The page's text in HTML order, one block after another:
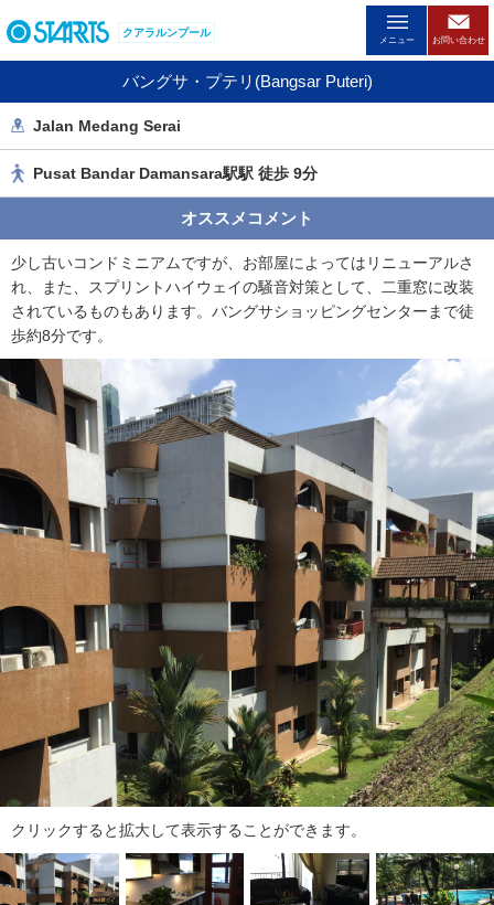
ー
ジ
移
す
め
の
ン
で
す
ッ
情
報
移
し
ま
動
し
ま
クアラルンプール
メニュー お問い合わせ
バングサ・プテリ(Bangsar Puteri)
Jalan Medang Serai
Pusat Bandar Damansara駅駅 徒歩 9分
オススメコメント
少し古いコンドミニアムですが、お部屋によってはリニューアルさ
れ、また、スプリントハイウェイの騒音対策として、二重窓に改装
されているものもあります。バングサショッピングセンターまで徒
歩約8分です。
クリックすると拡大して表示することができます。